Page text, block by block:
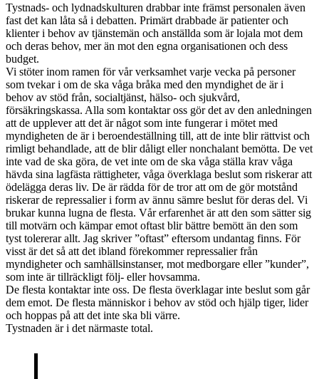
Tystnads- och lydnadskulturen drabbar inte främst personalen även
fast det kan låta så i debatten. Primärt drabbade är patienter och
klienter i behov av tjänstemän och anställda som är lojala mot dem
och deras behov, mer än mot den egna organisationen och dess
budget.
Vi stöter inom ramen för vår verksamhet varje vecka på personer
som tvekar i om de ska våga bråka med den myndighet de är i
behov av stöd från, socialtjänst, hälso- och sjukvård,
försäkringskassa. Alla som kontaktar oss gör det av den anledningen
att de upplever att det är något som inte fungerar i mötet med
myndigheten de är i beroendeställning till, att de inte blir rättvist och
rimligt behandlade, att de blir dåligt eller nonchalant bemötta. De vet
inte vad de ska göra, de vet inte om de ska våga ställa krav våga
hävda sina lagfästa rättigheter, våga överklaga beslut som riskerar att
ödelägga deras liv. De är rädda för de tror att om de gör motstånd
riskerar de repressalier i form av ännu sämre beslut för deras del. Vi
brukar kunna lugna de flesta. Vår erfarenhet är att den som sätter sig
till motvärn och kämpar emot oftast blir bättre bemött än den som
tyst tolererar allt. Jag skriver ”oftast” eftersom undantag finns. För
visst är det så att det ibland förekommer repressalier från
myndigheter och samhällsinstanser, mot medborgare eller ”kunder”,
som inte är tillräckligt följ- eller hovsamma.
De flesta kontaktar inte oss. De flesta överklagar inte beslut som går
dem emot. De flesta människor i behov av stöd och hjälp tiger, lider
och hoppas på att det inte ska bli värre.
Tystnaden är i det närmaste total.